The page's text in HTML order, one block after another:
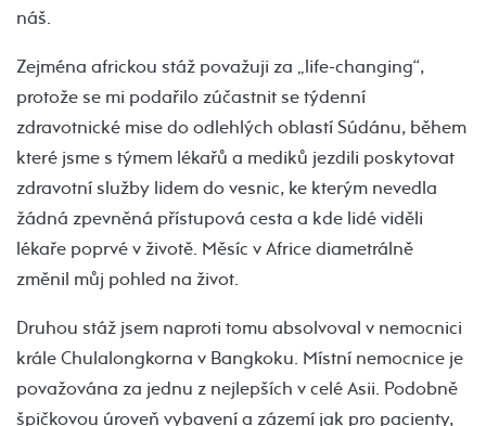
náš.
Zejména africkou stáž považuji za „life-changing“,
protože se mi podařilo zúčastnit se týdenní
zdravotnické mise do odlehlých oblastí Súdánu, během
které jsme s týmem lékařů a mediků jezdili poskytovat
zdravotní služby lidem do vesnic, ke kterým nevedla
žádná zpevněná přístupová cesta a kde lidé viděli
lékaře poprvé v životě. Měsíc v Africe diametrálně
změnil můj pohled na život.
Druhou stáž jsem naproti tomu absolvoval v nemocnici
krále Chulalongkorna v Bangkoku. Místní nemocnice je
považována za jednu z nejlepších v celé Asii. Podobně
špičkovou úroveň vybavení a zázemí jak pro pacienty,